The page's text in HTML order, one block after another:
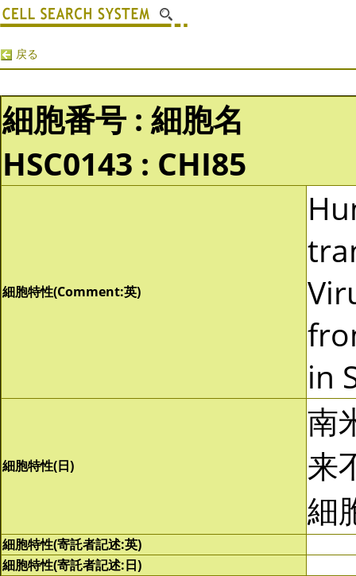
戻る
細胞番号 : 細胞名
HSC0143 : CHI85
細胞特性(Comment:英)
in
細胞特性(日)
南
来
細
細胞特性(寄託者記述:英)
細胞特性(寄託者記述:日)